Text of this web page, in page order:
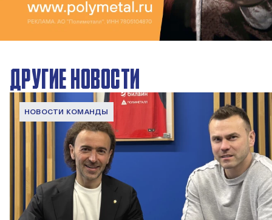
ДРУГИЕ НОВОСТИ
НОВОСТИ КОМАНДЫ